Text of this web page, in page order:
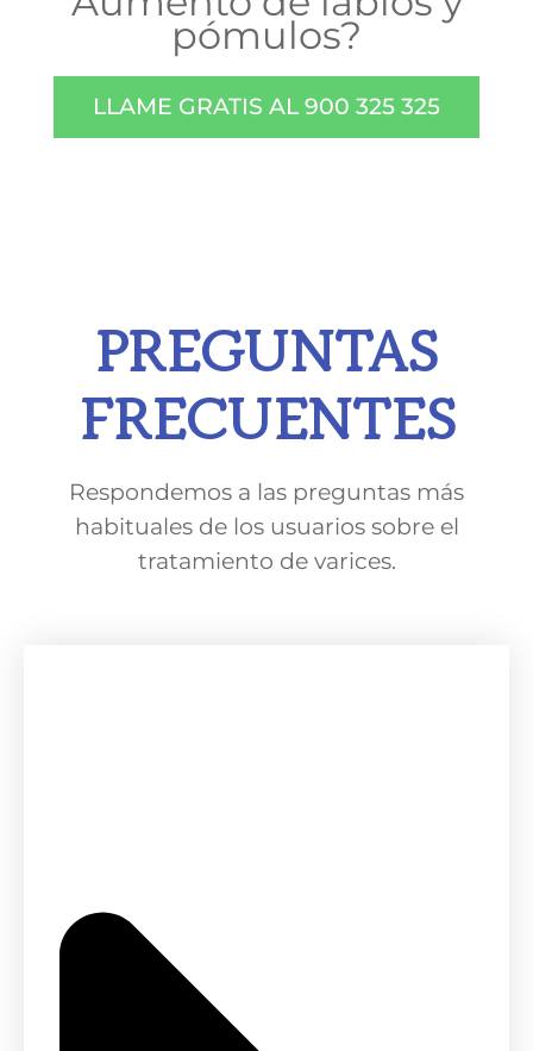
pómulos?
LLAME GRATIS AL 900 325 325
PREGUNTAS
FRECUENTES
Respondemos a las preguntas más
habituales de los usuarios sobre el
tratamiento de varices.